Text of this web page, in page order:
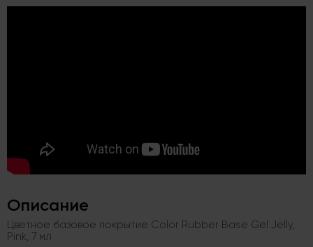
Описание
Цветное базовое покрытие Color Rubber Base Gel Jelly,
Pink, 7 мл